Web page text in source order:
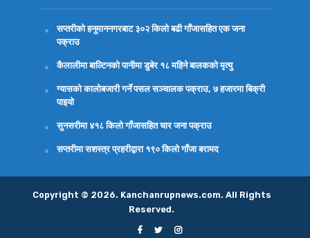
सप्तरीको हनुमाननगरबाट ३०२ किलो बढी गाँजासहित एक जना
पक्राउ
कैलालीमा बाल्टिनको पानीमा डुबेर १८ महिने बालकको मृत्यु
ग्यासको कालोबजारी गर्ने पसल सञ्चालक पक्राउ, ७ हजारमा बिक्री
पाइयो
सुनसरीमा ४१८ किलो गाँजासहित चार जना पक्राउ
सप्तरीमा सशस्त्र प्रहरीद्वारा १९० किलो गाँजा बरामद
Copyright © 2026. Kanchanrupnews.com. All Rights
Reserved.